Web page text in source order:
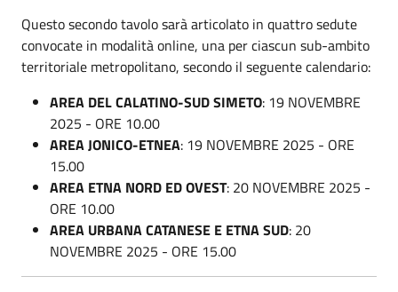
Questo secondo tavolo sarà articolato in quattro sedute
convocate in modalità online, una per ciascun sub-ambito
territoriale metropolitano, secondo il seguente calendario:
AREA DEL CALATINO-SUD SIMETO: 19 NOVEMBRE
2025 - ORE 10.00
AREA JONICO-ETNEA: 19 NOVEMBRE 2025 - ORE
15.00
AREA ETNA NORD ED OVEST: 20 NOVEMBRE 2025 -
ORE 10.00
AREA URBANA CATANESE E ETNA SUD: 20
NOVEMBRE 2025 - ORE 15.00